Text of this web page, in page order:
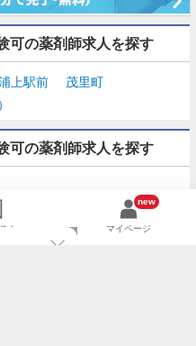
可の薬剤師求人を探す
上駅前
茂里町
可の薬剤師求人を探す
・アルバイト
ト
new
マイページ